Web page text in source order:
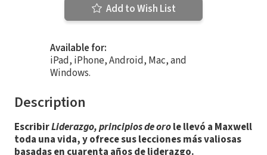
Add to Wish List
Available for:
iPad, iPhone, Android, Mac, and
Windows.
Description
EscribirLiderazgo, principios de orole llevó a Maxwell
toda una vida, y ofrece sus lecciones más valiosas
basadas en cuarenta años de liderazgo.